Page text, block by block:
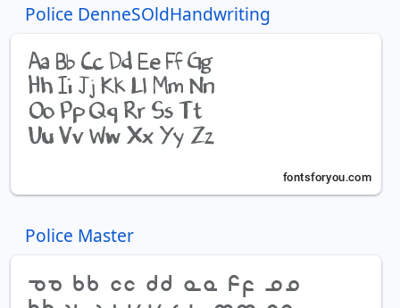
Police DenneSOldHandwriting
Police Master